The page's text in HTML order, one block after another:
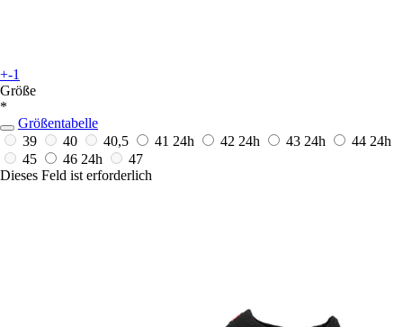
+-1
Größe
*
Größentabelle
39
40 40,5 41 24h 42 24h 43 24h 44 24h
45
46 24h
47
Dieses Feld ist erforderlich